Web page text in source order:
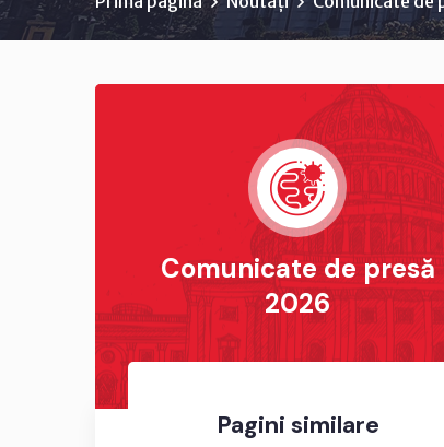
Comunicate de presă
2026
Pagini similare